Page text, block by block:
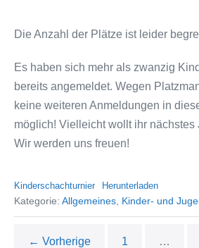
Die Anzahl der Plätze ist leider
Es haben sich mehr als zwanzig
bereits angemeldet. Wegen
keine weiteren Anmeldungen in
möglich! Vielleicht wollt ihr nächstes
Wir werden uns freuen!
Kinderschachturnier Herunterladen
Kategorie: Allgemeines Kinder- und
← Vorherige 1 …